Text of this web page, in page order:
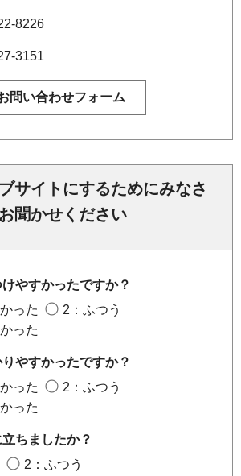
8226
3151
サイトにするためにみなさ
聞かせください
やすかったですか？
った
2：ふつう
った
やすかったですか？
った
2：ふつう
った
ちましたか？
2：ふつう